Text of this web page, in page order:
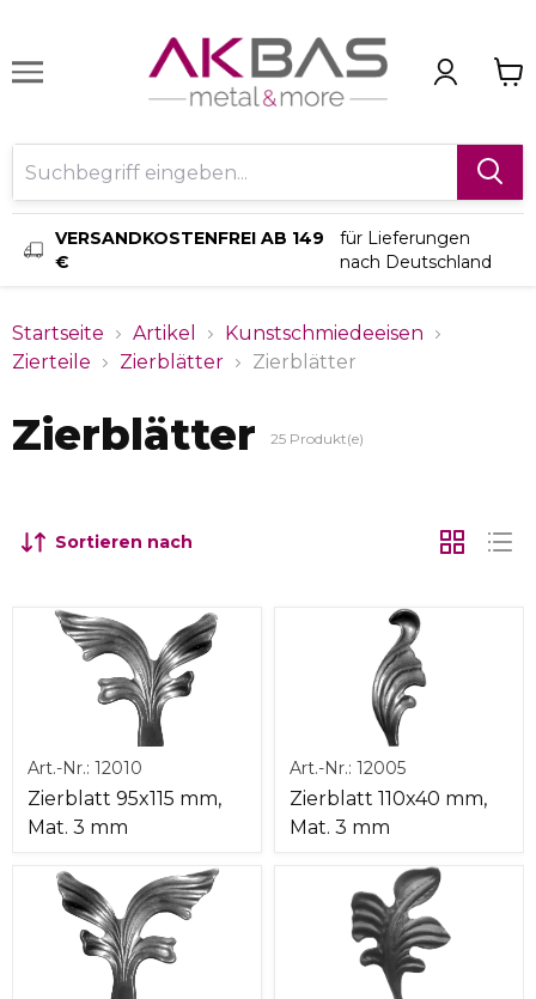
VERSANDKOSTENFREI AB 149
€
für Lieferungen
nach Deutschland
Startseite Artikel
Kunstschmiedeeisen
Zierteile
Zierblätter Zierblätter
Zierblätter 25 Produkt(e)
Sortieren nach
Art.-Nr.: 12010
Zierblatt 95x115 mm,
Mat. 3 mm
Art.-Nr.: 12005
Zierblatt 110x40 mm,
Mat. 3 mm